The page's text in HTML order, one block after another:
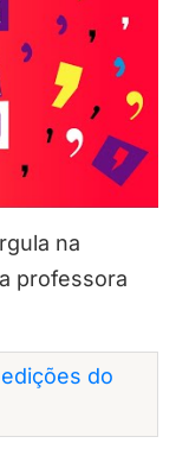
na
professora
do